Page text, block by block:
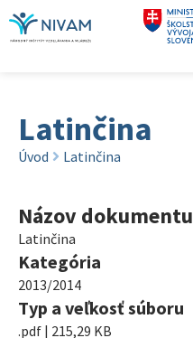
Latinčina
Úvod Latinčina
Názov dokumentu
Latinčina
Kategória
2013/2014
Typ a veľkosť súboru
.pdf | 215,29 KB